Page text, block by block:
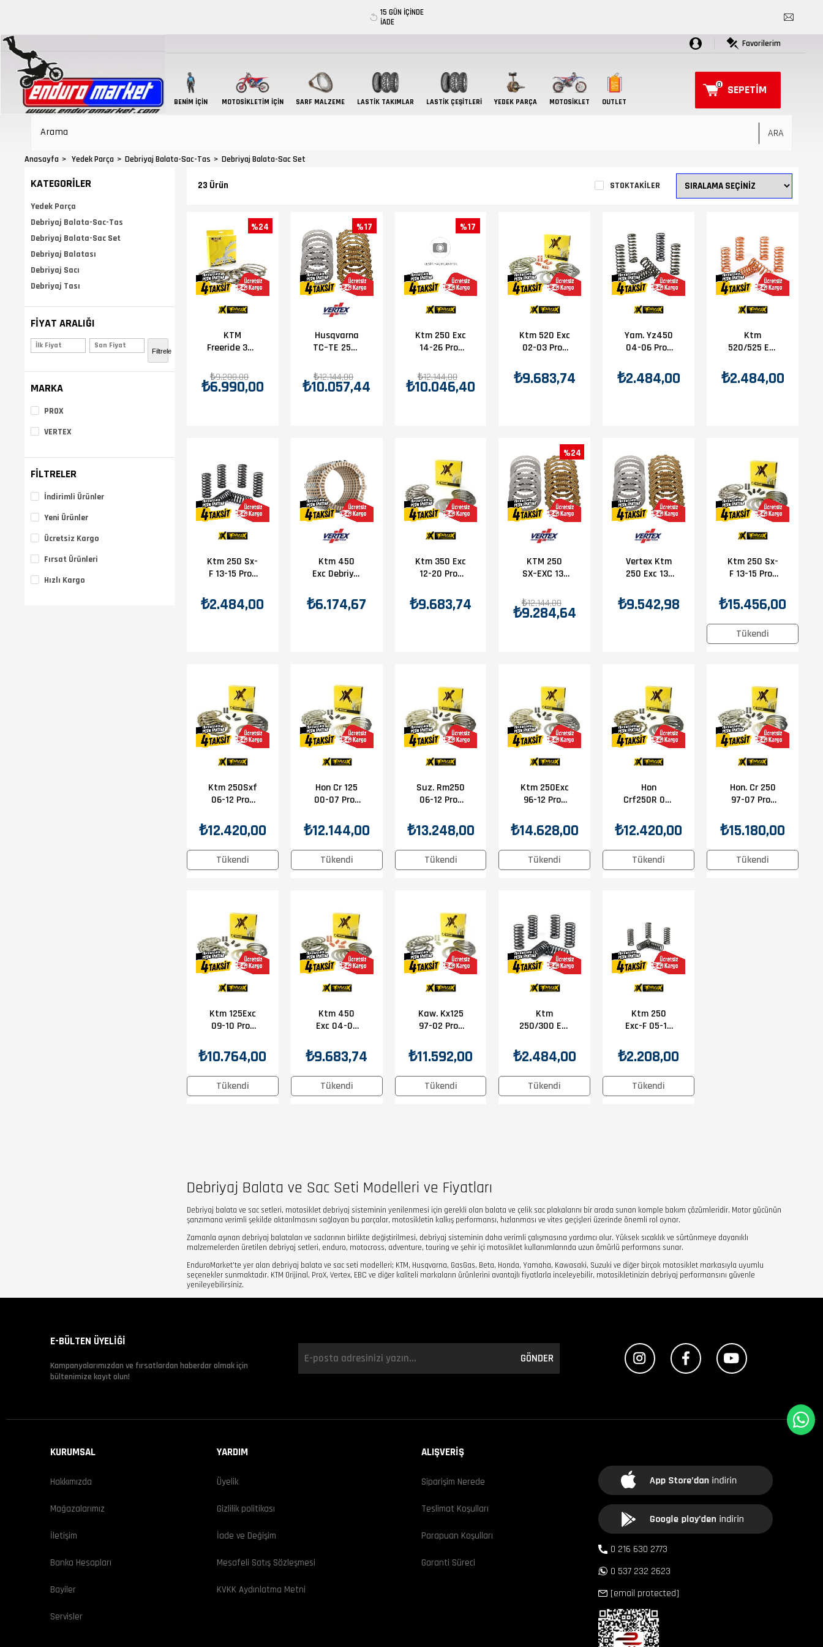
15 GÜN İÇİNDE
İADE
Favorilerim
BENIM İÇIN MOTOSIKLETIM İÇIN SARF MALZEME LASTIK TAKIMLAR LASTİK ÇEŞİTLERİ YEDEK PARÇA MOTOSIKLET OUTLET
SEPETIM
0
Anasayfa Yedek Parça Debriyaj Balata-Sac-Tas Debriyaj Balata-Sac Set
KATEGORILER
Yedek Parça
Debriyaj Balata-Sac-Tas
Debriyaj Balata-Sac Set
Debriyaj Balatası
Debriyaj Sacı
Debriyaj Tası
FIYAT ARALIĞI
Filtrele ₺2.207,00 - ₺15.456,00
MARKA
PROX
VERTEX
FILTRELER
İndirimli Ürünler
Yeni Ürünler
Ücretsiz Kargo
Fırsat Ürünleri
Hızlı Kargo
STOKTAKILER
23 Ürün
KTM
Freeride 350
Debriyaj
Balata
Takımı
₺6.990,00
₺9.200,00
%24
Husqvarna
TC–TE 250–
300i / FC–FE
250–350–
450–501
₺10.057,44
₺12.144,00
%17
Ktm 250 Exc
14-26 Prox
Balata-Sac
Set
₺10.046,40
₺12.144,00
%17
Ktm 520 Exc
02-03 Prox
Balata-
Sac-Yay Set
₺9.683,74
Yam. Yz450
04-06 Prox
Yayları
₺2.484,00
Ktm
520/525 Exc
Debriyaj
Yayları
₺2.484,00
Ktm 250 Sx-
F 13-15 Prox
Yayları
₺2.484,00
Ktm 450
Exc Debriyaj
₺6.174,67
Ktm 350 Exc
12-20 Prox
Balata-Sac
Set
₺9.683,74
KTM 250
SX–EXC 13-
EXC / 250–
350 SX-F /
250–350–
Balata Sac
Takımı
₺9.284,64
₺12.144,00
%24
Vertex Ktm
250 Exc 13-
Balata Sac
Kıt
₺9.542,98
Tükendi
Ktm 250 Sx-
F 13-15 Prox
Balata-
Sac-Yay Set
₺15.456,00
Tükendi
Ktm 250Sxf
06-12 Prox
Balata-
Sac-Yay Set
₺12.420,00
Tükendi
Hon Cr 125
00-07 Prox
Balata-
Sac-Yay Set
₺12.144,00
Tükendi
Suz. Rm250
06-12 Prox
Balata-
Sac-Yay Set
₺13.248,00
Tükendi
Ktm 250Exc
96-12 Prox
Balata-
Sac-Yay Set
₺14.628,00
Tükendi
Hon
Crf250R 08-
Debriyaj
Balata-
Sac-Yay Set
₺12.420,00
Tükendi
Hon. Cr 250
97-07 Prox
Balata-
Sac-Yay Set
₺15.180,00
Tükendi
Ktm 125Exc
09-10 Prox
Balata-
Sac-Yay Set
₺10.764,00
Tükendi
Ktm 450
Exc 04-05
Debriyaj
Balata-
Sac-Yay Set
₺9.683,74
Tükendi
Kaw. Kx125
97-02 Prox
Balata-
Sac-Yay Set
₺11.592,00
Tükendi
Ktm
250/300 Exc
Debriyaj
Yayları
₺2.484,00
Tükendi
Ktm 250
Exc-F 05-12
Debriyaj
Yayları
₺2.208,00
Debriyaj Balata ve Sac Seti Modelleri ve Fiyatları
Debriyaj balata ve sac setleri, motosiklet debriyaj sisteminin yenilenmesi için gerekli olan balata ve çelik sac plakalarını bir arada sunan komple bakım çözümleridir. Motor gücünün
şanzımana verimli şekilde aktarılmasını sağlayan bu parçalar, motosikletin kalkış performansı, hızlanması ve vites geçişleri üzerinde önemli rol oynar.
Zamanla aşınan debriyaj balataları ve saclarının birlikte değiştirilmesi, debriyaj sisteminin daha verimli çalışmasına yardımcı olur. Yüksek sıcaklık ve sürtünmeye dayanıklı
malzemelerden üretilen debriyaj setleri, enduro, motocross, adventure, touring ve şehir içi motosiklet kullanımlarında uzun ömürlü performans sunar.
EnduroMarket'te yer alan debriyaj balata ve sac seti modelleri; KTM, Husqvarna, GasGas, Beta, Honda, Yamaha, Kawasaki, Suzuki ve diğer birçok motosiklet markasıyla uyumlu
seçenekler sunmaktadır. KTM Orijinal, ProX, Vertex, EBC ve diğer kaliteli markaların ürünlerini avantajlı fiyatlarla inceleyebilir, motosikletinizin debriyaj performansını güvenle
yenileyebilirsiniz.
E-BÜLTEN ÜYELİĞİ
Kampanyalarımızdan ve fırsatlardan haberdar olmak için
bültenimize kayıt olun!
GÖNDER
KURUMSAL
Hakkımızda
Mağazalarımız
İletişim
Banka Hesapları
Bayiler
Servisler
YARDIM
Üyelik
Gizlilik politikası
İade ve Değişim
Mesafeli Satış Sözleşmesi
KVKK Aydınlatma Metni
ALIŞVERİŞ
Siparişim Nerede
Teslimat Koşulları
Parapuan Koşulları
Garanti Süreci
0 216 630 2773
0 537 232 2623
[email protected]